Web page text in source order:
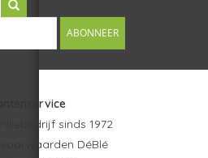
ABONNEER
sinds 1972
voorwaarden DéBlé